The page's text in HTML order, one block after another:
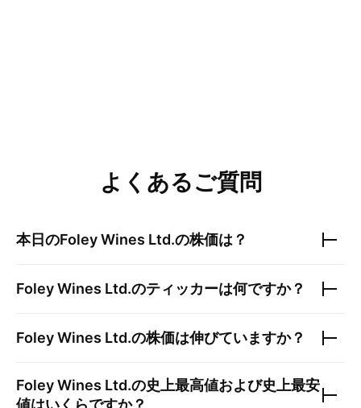
よくあるご質問
本日のFoley Wines Ltd.の株価は？
Foley Wines Ltd.のティッカーは何ですか？
Foley Wines Ltd.の株価は伸びていますか？
Foley Wines Ltd.の史上最高値および史上最安
値はいくらですか？